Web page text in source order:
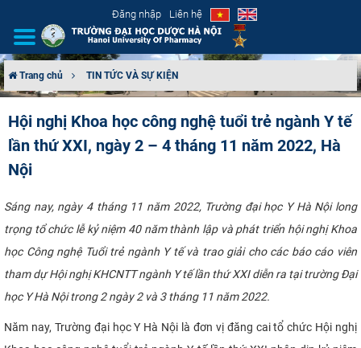
Đăng nhập Liên hệ
CƠ CẤU TỔ CHỨC
TUYỂN SINH
ĐÀO TẠO
ĐẢM BẢO CHẤT LƯỢNG
KHOA HỌC CÔNG NGHỆ
HTQT
Trang chủ TIN TỨC VÀ SỰ KIỆN
Hội nghị Khoa học công nghệ tuổi trẻ ngành Y tế
lần thứ XXI, ngày 2 – 4 tháng 11 năm 2022, Hà
Nội
Sáng nay, ngày 4 tháng 11 năm 2022, Trường đại học Y Hà Nội long
trọng tổ chức lễ kỷ niệm 40 năm thành lập và phát triển hội nghị Khoa
học Công nghệ Tuổi trẻ ngành Y tế và trao giải cho các báo cáo viên
tham dự Hội nghị KHCNTT ngành Y tế lần thứ XXI diễn ra tại trường Đại
học Y Hà Nội trong 2 ngày 2 và 3 tháng 11 năm 2022.
Năm nay, Trường đại học Y Hà Nội là đơn vị đăng cai tổ chức Hội nghị